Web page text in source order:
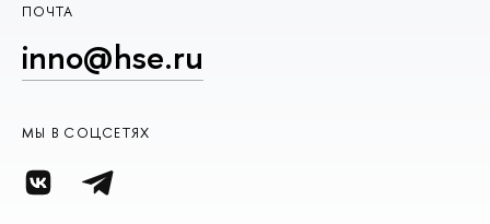
ПОЧТА
inno@hse.ru
МЫ В СОЦСЕТЯХ